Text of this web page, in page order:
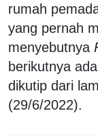
rumah
yang pernah
menyebutnya
berikutnya
dikutip dari
(29/6/2022).